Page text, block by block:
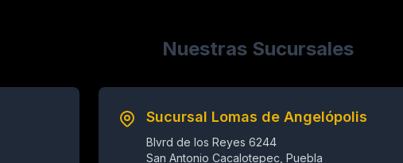
Nuestras Sucursales
Sucursal Lomas de Angelópolis
Blvrd de los Reyes 6244
San Antonio Cacalotepec, Puebla